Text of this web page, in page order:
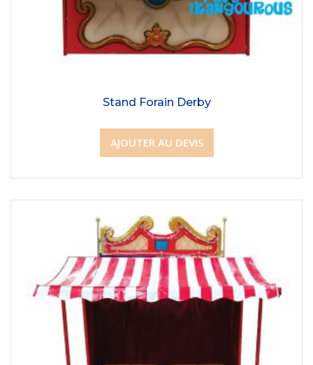
Stand Forain Derby
AJOUTER AU DEVIS